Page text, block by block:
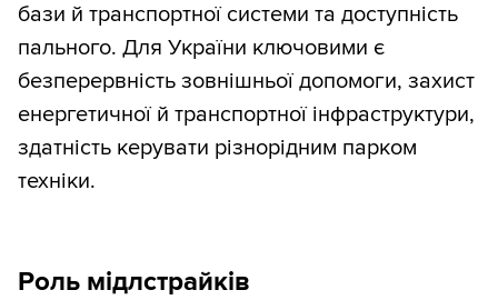
бази й транспортної системи та доступність
пального. Для України ключовими є
безперервність зовнішньої допомоги, захист
енергетичної й транспортної інфраструктури,
здатність керувати різнорідним парком
техніки.
Роль мідлстрайків